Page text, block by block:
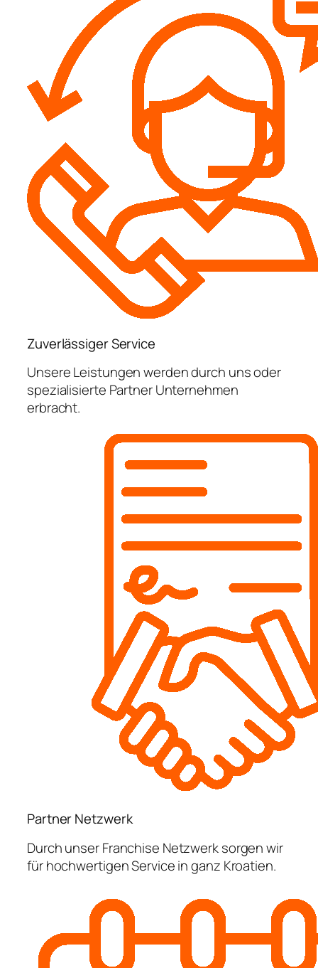
Zuverlässiger Service
Unsere Leistungen werden durch uns oder
spezialisierte Partner Unternehmen
erbracht.
Partner Netzwerk
Durch unser Franchise Netzwerk sorgen wir
für hochwertigen Service in ganz Kroatien.